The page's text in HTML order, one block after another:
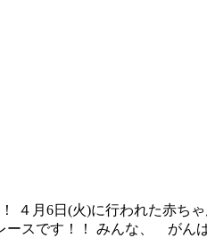
４月6日(火)に行われた赤ち
ースです！！ みんな、 が